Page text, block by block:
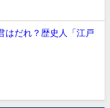
はだれ？歴史人「江戸